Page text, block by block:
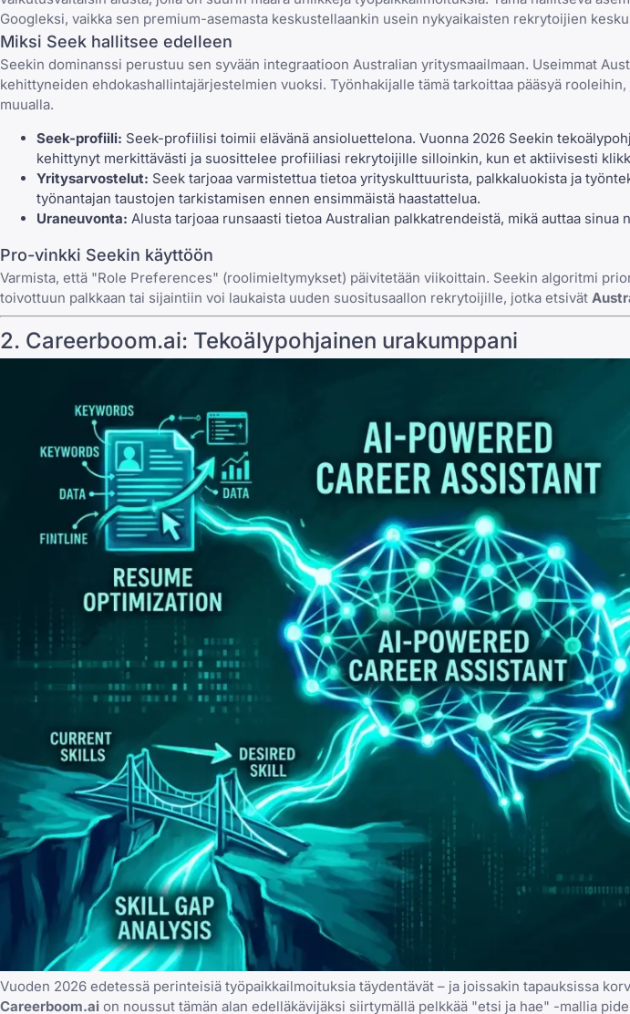
Googleksi, vaikka sen premium-asemasta keskustellaankin usein nykyaikaisten rekrytoijien
Miksi Seek hallitsee edelleen
Seekin dominanssi perustuu sen syvään integraatioon Australian yritysmaailmaan. Useimmat
kehittyneiden ehdokashallintajärjestelmien vuoksi. Työnhakijalle tämä tarkoittaa pääsyä
muualla.
Seek-profiili: Seek-profiilisi toimii elävänä ansioluettelona. Vuonna 2026 Seekin
kehittynyt merkittävästi ja suosittelee profiiliasi rekrytoijille silloinkin, kun et aktiivisesti
Yritysarvostelut: Seek tarjoaa varmistettua tietoa yrityskulttuurista, palkkaluokista ja
työnantajan taustojen tarkistamisen ennen ensimmäistä haastattelua.
Uraneuvonta: Alusta tarjoaa runsaasti tietoa Australian palkkatrendeistä, mikä auttaa sinua
Pro-vinkki Seekin käyttöön
Varmista, että "Role Preferences" (roolimieltymykset) päivitetään viikoittain. Seekin algoritmi
toivottuun palkkaan tai sijaintiin voi laukaista uuden suositusaallon rekrytoijille, jotka etsivät
2. Careerboom.ai: Tekoälypohjainen urakumppani
Vuoden 2026 edetessä perinteisiä työpaikkailmoituksia täydentävät – ja joissakin tapauksissa
Careerboom.ai on noussut tämän alan edelläkävijäksi siirtymällä pelkkää "etsi ja hae" -mallia